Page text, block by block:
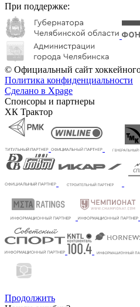
При поддержке:
© Официальный сайт
Политика конфиденциальности
Сделано в Xpage
Спонсоры и партнеры
ХК Трактор
Продолжить